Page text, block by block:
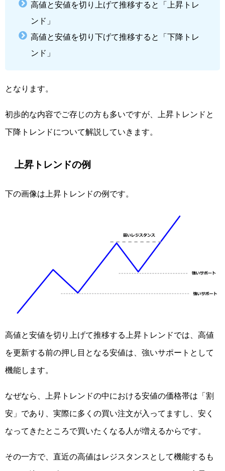
高値と安値を切り上げて推移すると「上昇トレ
ンド」
高値と安値を切り下げて推移すると「下降トレ
ンド」
となります。
初歩的な内容でご存じの方も多いですが、上昇トレンドと
下降トレンドについて解説していきます。
上昇トレンドの例
下の画像は上昇トレンドの例です。
高値と安値を切り上げて推移する上昇トレンドでは、高値
を更新する前の押し目となる安値は、強いサポートとして
機能します。
なぜなら、上昇トレンドの中における安値の価格帯は「割
安」であり、実際に多くの買い注文が入ってますし、安く
なってきたところで買いたくなる人が増えるからです。
その一方で、直近の高値はレジスタンスとして機能するも